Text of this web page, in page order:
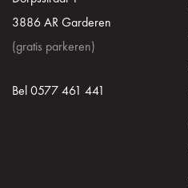
3886 AR Garderen
(gratis parkeren)
Bel 0577 461 441